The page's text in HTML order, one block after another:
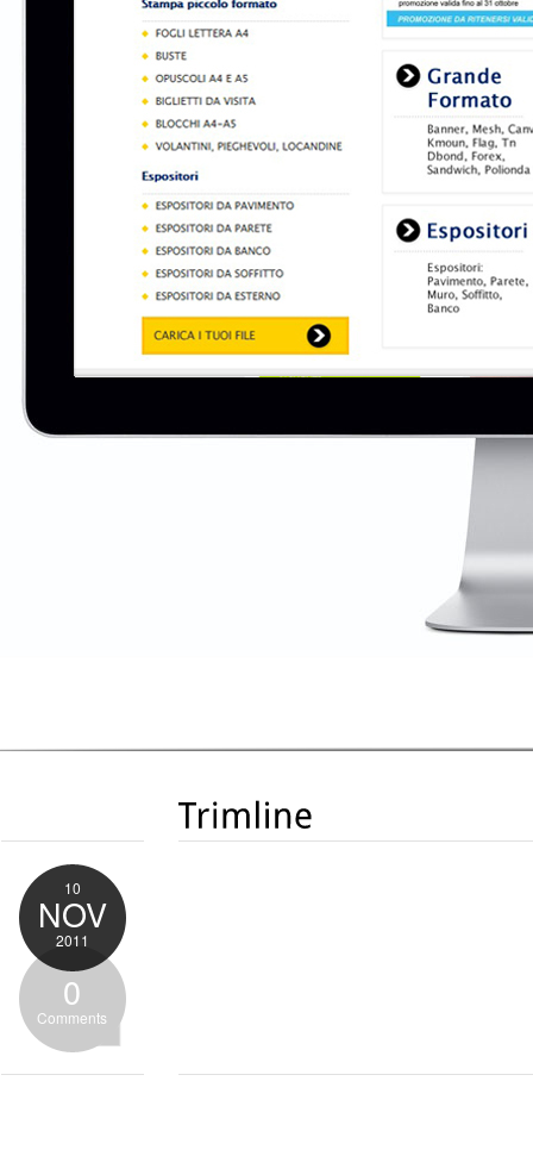
10
NOV
2011
0
Comments